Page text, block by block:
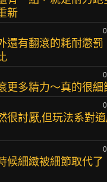
新
還有翻滾的耗耐懲罰
更多精力～真的很細
很討厭,但玩法系對
候細緻被細節取代了